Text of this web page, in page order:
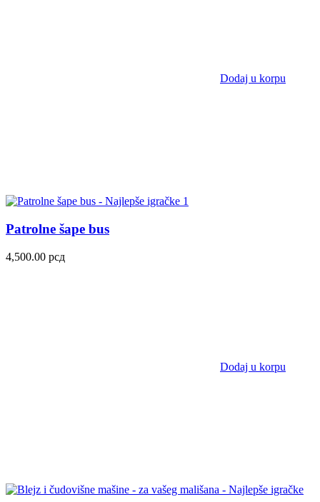
Dodaj u korpu
Patrolne šape bus
4,500.00 рсд
Dodaj u korpu